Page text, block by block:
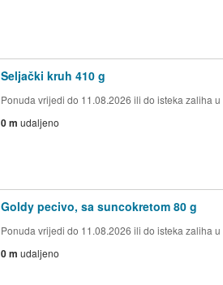
Seljački kruh 410 g
Ponuda vrijedi do 11.08.2026 ili do isteka zaliha u
0 m udaljeno
Goldy pecivo, sa suncokretom 80 g
Ponuda vrijedi do 11.08.2026 ili do isteka zaliha u
0 m udaljeno